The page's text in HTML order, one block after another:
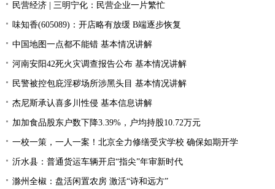
民营经济 | 三明宁化：民营企业一片繁忙
味知香(605089)：开店略有放缓 B端逐步恢复
中国地图一点都不能错 基本情况讲解
河南安阳42死火灾调查报告公布 基本情况讲解
民警被控包庇淫秽场所涉黑头目 基本情况讲解
杰尼斯承认喜多川性侵 基本信息讲解
加加食品股东户数下降3.39%，户均持股10.72万元
一校一策，一人一案！北京全力修缮受灾学校 确保如期开学
沂水县：普通货运车辆开启“指尖”年审新时代
滁州全椒：盘活闲置农房 激活“诗和远方”